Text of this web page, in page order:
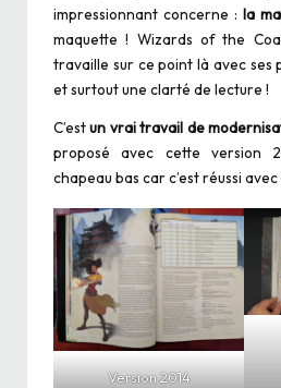
impressionnant concerne : la
maquette ! Wizards of the
travaille sur ce point là avec ses
et surtout une clarté de lecture !
C’estun vrai travail de
proposé avec cette version
chapeau bas car c’est réussi
Version 2014